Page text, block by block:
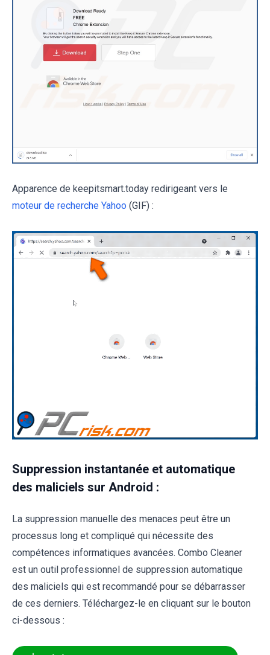
Apparence de keepitsmart.today redirigeant vers le
moteur de recherche Yahoo (GIF) :
Suppression instantanée et automatique
des maliciels sur Android :
La suppression manuelle des menaces peut être un
processus long et compliqué qui nécessite des
compétences informatiques avancées. Combo Cleaner
est un outil professionnel de suppression automatique
des maliciels qui est recommandé pour se débarrasser
de ces derniers. Téléchargez-le en cliquant sur le bouton
ci-dessous :